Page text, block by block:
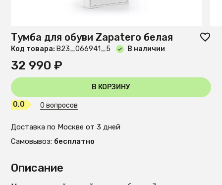
Описание
Тумба для обуви Zapatero белая
Код товара: B23_066941_5 В наличии
32 990 ₽
В КОРЗИНУ
0,0 0 вопросов
Доставка по Москве от 3 дней
Самовывоз: бесплатно